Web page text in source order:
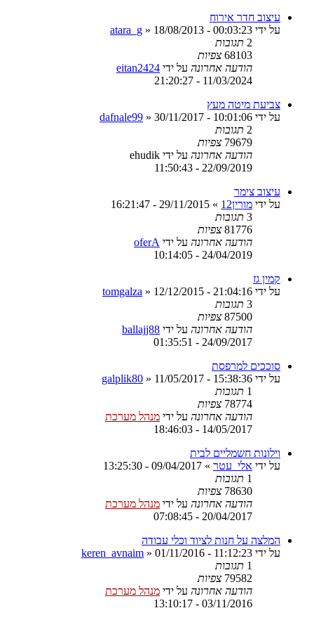
עיצוב חדר אירוח
על ידי
atara_g » 18/08/2013 - 00:03:23
2 תגובות
68103 צפיות
הודעה אחרונה על ידי eitan2424
11/03/2024 - 21:20:27
צביעת מיטה מעץ
על ידי
dafnale99 » 30/11/2017 - 10:01:06
2 תגובות
79679 צפיות
הודעה אחרונה על ידי ehudik
22/09/2019 - 11:50:43
עיצוב צימר
על ידי מורין12 »
29/11/2015 - 16:21:47
3 תגובות
81776 צפיות
הודעה אחרונה על ידי oferA
24/04/2019 - 10:14:05
קמין גז
על ידי
tomgalza » 12/12/2015 - 21:04:16
3 תגובות
87500 צפיות
הודעה אחרונה על ידי ballajj88
24/09/2017 - 01:35:51
סוככים למרפסת
על ידי
galplik80 » 11/05/2017 - 15:38:36
1 תגובות
78774 צפיות
הודעה אחרונה על ידי מנהל מערכת
14/05/2017 - 18:46:03
וילונות חשמליים לבית
על ידי אלי_עטר »
09/04/2017 - 13:25:30
1 תגובות
78630 צפיות
הודעה אחרונה על ידי מנהל מערכת
20/04/2017 - 07:08:45
המלצה על חנות לציוד וכלי עבודה
על ידי
keren_avnaim » 01/11/2016 - 11:12:23
1 תגובות
79582 צפיות
הודעה אחרונה על ידי מנהל מערכת
03/11/2016 - 13:10:17